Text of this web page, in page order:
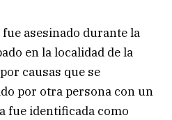
asesinado durante la
en la localidad de la
causas que se
por otra persona con un
fue identificada como